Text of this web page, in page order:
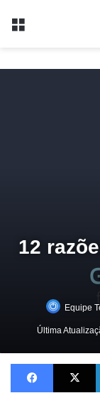
Menu
12
Equipe
Última
Facebook